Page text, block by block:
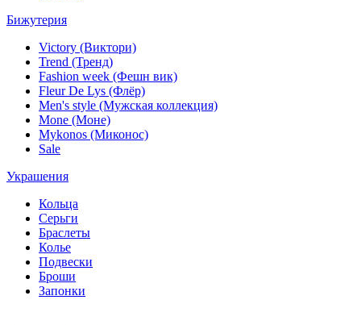
Бижутерия
Victory (Виктори)
Trend (Тренд)
Fashion week (Фешн вик)
Fleur De Lys (Флёр)
Men's style (Мужская коллекция)
Mone (Моне)
Mykonos (Миконос)
Sale
Украшения
Кольца
Серьги
Браслеты
Колье
Подвески
Броши
Запонки